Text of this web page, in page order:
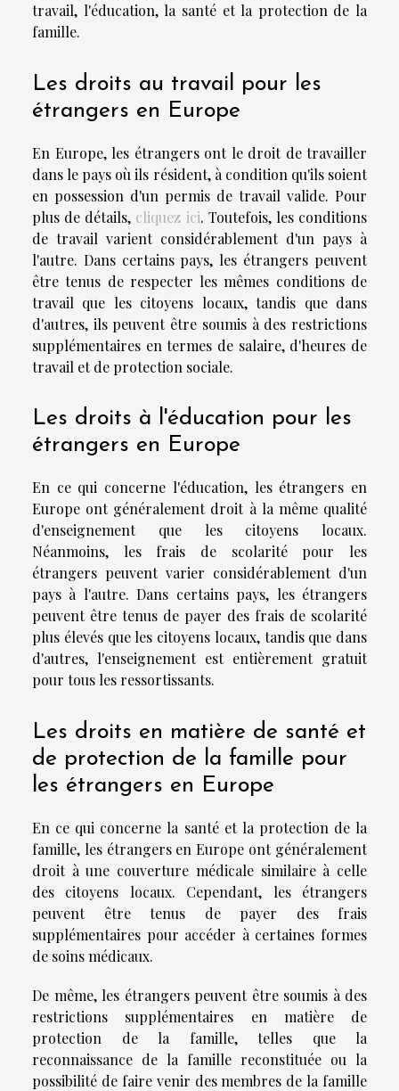
travail, l'éducation, la santé et la protection de la
famille.
Les droits au travail pour les
étrangers en Europe
En Europe, les étrangers ont le droit de travailler
dans le pays où ils résident, à condition qu'ils soient
en possession d'un permis de travail valide. Pour
plus de détails, cliquez ici. Toutefois, les conditions
de travail varient considérablement d'un pays à
l'autre. Dans certains pays, les étrangers peuvent
être tenus de respecter les mêmes conditions de
travail que les citoyens locaux, tandis que dans
d'autres, ils peuvent être soumis à des restrictions
supplémentaires en termes de salaire, d'heures de
travail et de protection sociale.
Les droits à l'éducation pour les
étrangers en Europe
En ce qui concerne l'éducation, les étrangers en
Europe ont généralement droit à la même qualité
d'enseignement que les citoyens locaux.
Néanmoins, les frais de scolarité pour les
étrangers peuvent varier considérablement d'un
pays à l'autre. Dans certains pays, les étrangers
peuvent être tenus de payer des frais de scolarité
plus élevés que les citoyens locaux, tandis que dans
d'autres, l'enseignement est entièrement gratuit
pour tous les ressortissants.
Les droits en matière de santé et
de protection de la famille pour
les étrangers en Europe
En ce qui concerne la santé et la protection de la
famille, les étrangers en Europe ont généralement
droit à une couverture médicale similaire à celle
des citoyens locaux. Cependant, les étrangers
peuvent être tenus de payer des frais
supplémentaires pour accéder à certaines formes
de soins médicaux.
De même, les étrangers peuvent être soumis à des
restrictions supplémentaires en matière de
protection de la famille, telles que la
reconnaissance de la famille reconstituée ou la
possibilité de faire venir des membres de la famille